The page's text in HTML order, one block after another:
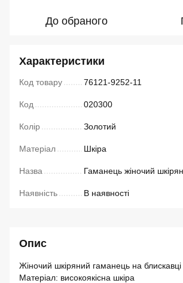
До обраного
Характеристики
Код товару 76121-9252-11
Код 020300
Колір Золотий
Матеріал Шкіра
Назва Гаманець жіночий
Наявність В наявності
Опис
Жіночий шкіряний гаманець на блискавці
Матеріал: високоякісна шкіра